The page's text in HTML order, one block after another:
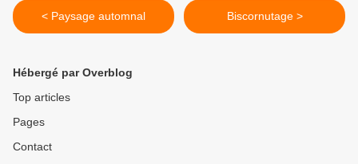
< Paysage automnal Biscornutage >
Hébergé par Overblog
Top articles
Pages
Contact